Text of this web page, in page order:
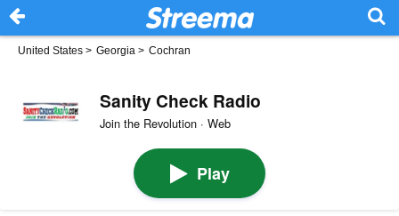
United States > Georgia > Cochran
Sanity Check Radio
Join the Revolution · Web
Play